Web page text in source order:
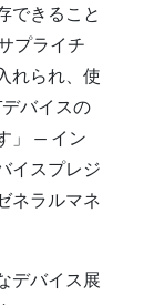
できること
プライチ
れられ、使
バイスの
」 — イン
イスプレジ
ネラルマネ
デバイス展